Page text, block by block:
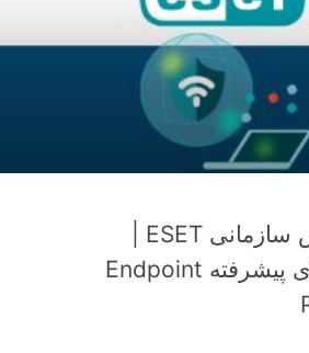
آنتی ویروس سازمانی ESET |
تکنولوژی‌های پیشرفته Endpoint